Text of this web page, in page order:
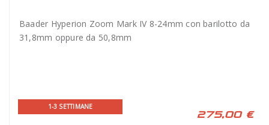
Baader Hyperion Zoom Mark IV 8-24mm con barilotto da
31,8mm oppure da 50,8mm
1-3 SETTIMANE
275,00 €